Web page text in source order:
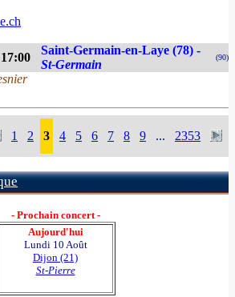
17:00
Saint-Germain-en-Laye (78) -
St-Germain
(90)
1 2 3 4 5 6 7 8 9 ... 2353
- Prochain concert -
Aujourd'hui
Lundi 10 Août
Dijon (21)
St-Pierre